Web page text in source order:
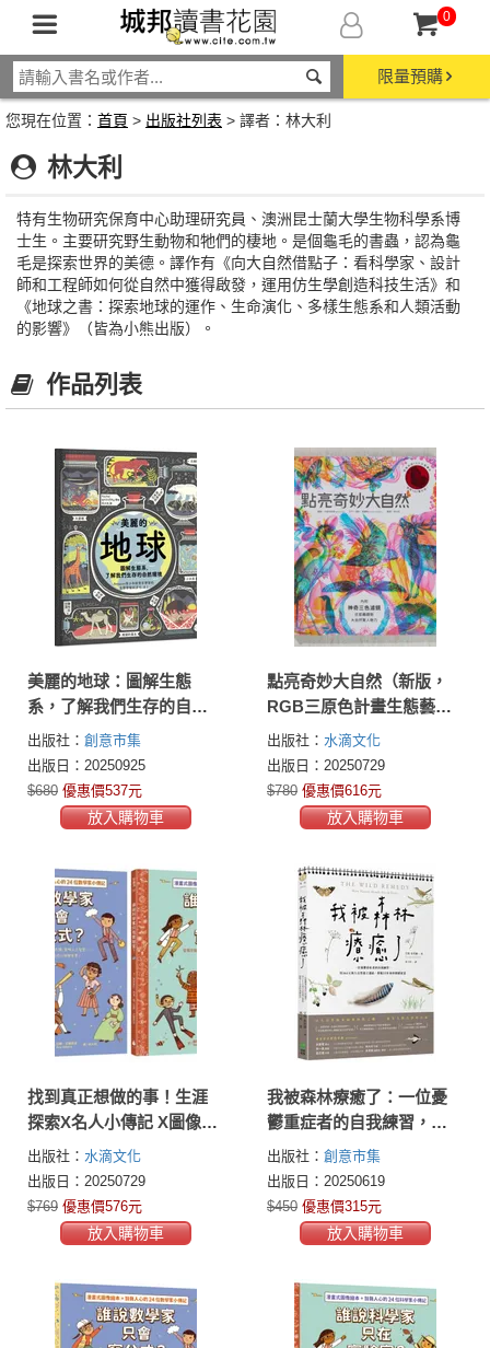
0
限量預購
您現在位置： 首頁 > 出版社列表 > 譯者：林大利
林大利
特有生物研究保育中心助理研究員、澳洲昆士蘭大學生物科學系博
士生。主要研究野生動物和牠們的棲地。是個龜毛的書蟲，認為龜
毛是探索世界的美德。譯作有《向大自然借點子：看科學家、設計
師和工程師如何從自然中獲得啟發，運用仿生學創造科技生活》和
《地球之書：探索地球的運作、生命演化、多樣生態系和人類活動
的影響》（皆為小熊出版）。
作品列表
美麗的地球：圖解生態
系，了解我們生存的自然
環境（第二版）
出版社： 創意市集
出版日：20250925
$680 優惠價537元
放入購物車
點亮奇妙大自然（新版，
RGB三原色計畫生態藝術
極致之作，隨書附贈紅綠
藍三色濾鏡，充滿野性美
與視覺震撼）
出版社： 水滴文化
出版日：20250729
$780 優惠價616元
放入購物車
找到真正想做的事！生涯
探索X名人小傳記 X圖像式
繪本套書（誰說科學家只
在實驗室？＋誰說數學家
只會寫公式？）
出版社： 水滴文化
出版日：20250729
$769 優惠價576元
放入購物車
我被森林療癒了：一位憂
鬱重症者的自我練習，用
365天與大自然建立連結，
掙脫25年來的情緒泥沼
出版社： 創意市集
出版日：20250619
$450 優惠價315元
放入購物車